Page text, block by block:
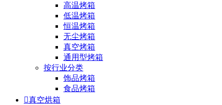
高温烤箱
低温烤箱
恒温烤箱
无尘烤箱
真空烤箱
通用型烤箱
按行业分类
饰品烤箱
食品烤箱
真空烘箱